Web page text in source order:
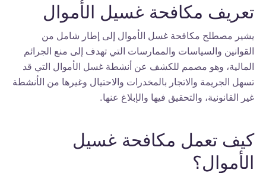
تعريف مكافحة غسيل الأموال
يشير مصطلح مكافحة غسل الأموال إلى إطار شامل من
القوانين والسياسات والممارسات التي تهدف إلى منع الجرائم
المالية، وهو مصمم للكشف عن أنشطة غسل الأموال التي قد
تسهل الجريمة والاتجار بالمخدرات والاحتيال وغيرها من الأنشطة
غير القانونية، والتحقيق فيها والإبلاغ عنها.
كيف تعمل مكافحة غسيل
الأموال؟